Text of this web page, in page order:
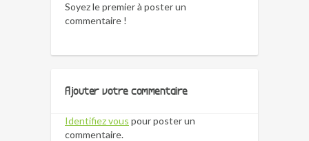
Soyez le premier à poster un
commentaire !
Ajouter votre commentaire
Identifiez vous pour poster un
commentaire.